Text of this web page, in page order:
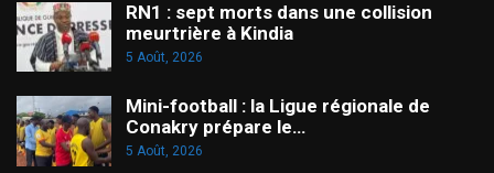
RN1 : sept morts dans une collision
meurtrière à Kindia
5 Août, 2026
Mini-football : la Ligue régionale de
Conakry prépare le…
5 Août, 2026